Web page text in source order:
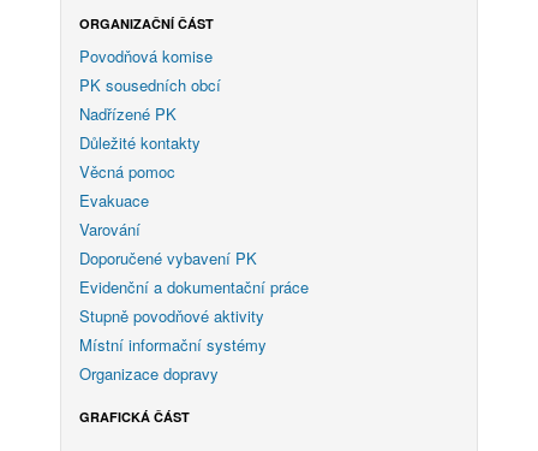
ORGANIZAČNÍ ČÁST
Povodňová komise
PK sousedních obcí
Nadřízené PK
Důležité kontakty
Věcná pomoc
Evakuace
Varování
Doporučené vybavení PK
Evidenční a dokumentační práce
Stupně povodňové aktivity
Místní informační systémy
Organizace dopravy
GRAFICKÁ ČÁST